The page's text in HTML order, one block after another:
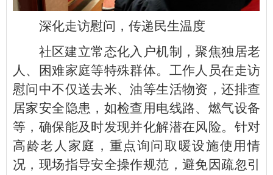
深化走访慰问，传递民生温度
社区建立常态化入户机制，聚焦独居老
人、困难家庭等特殊群体。工作人员在走访
慰问中不仅送去米、油等生活物资，还排查
居家安全隐患，如检查用电线路、燃气设备
等，确保能及时发现并化解潜在风险。针对
高龄老人家庭，重点询问取暖设施使用情
况，现场指导安全操作规范，避免因疏忽引